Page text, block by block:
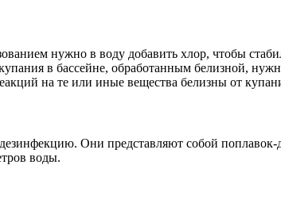
нужно в воду добавить хлор, чтобы
в бассейне, обработанным белизной,
на те или иные вещества белизны от
Они представляют собой
воды.